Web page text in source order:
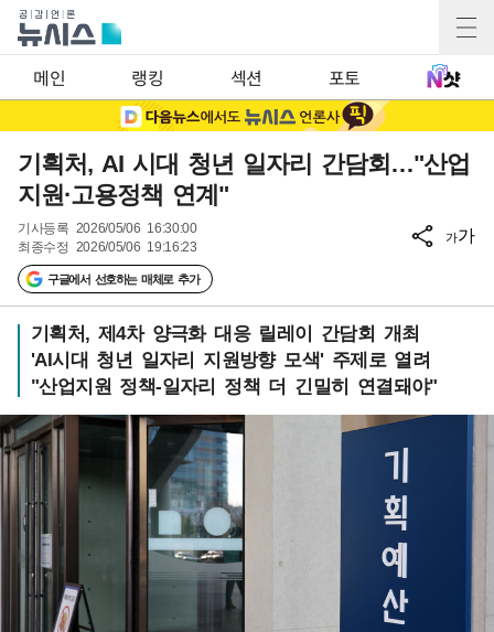
메인 랭킹 섹션 포토
기획처, AI 시대 청년 일자리 간담회…"산업
지원·고용정책 연계"
기사등록 2026/05/06 16:30:00
최종수정 2026/05/06 19:16:23
구글에서 선호하는 매체로 추가
가가
기획처, 제4차 양극화 대응 릴레이 간담회 개최
'AI시대 청년 일자리 지원방향 모색' 주제로 열려
"산업지원 정책-일자리 정책 더 긴밀히 연결돼야"